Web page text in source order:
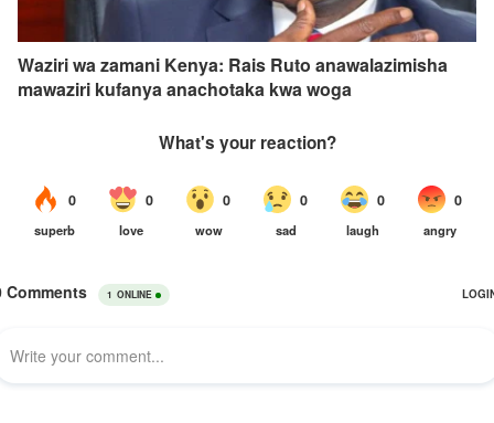
Waziri wa zamani Kenya: Rais Ruto anawalazimisha
mawaziri kufanya anachotaka kwa woga